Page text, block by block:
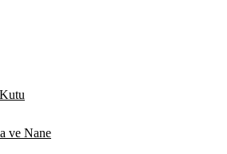
ve Nane